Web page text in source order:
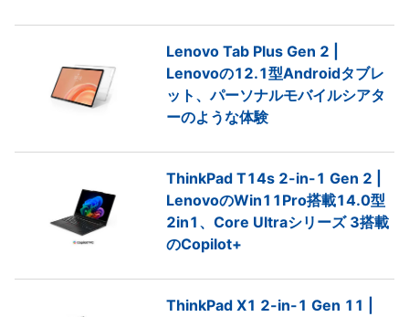
Lenovo Tab Plus Gen 2 |
Lenovoの12.1型Androidタブレ
ット、パーソナルモバイルシアタ
ーのような体験
ThinkPad T14s 2-in-1 Gen 2 |
LenovoのWin11Pro搭載14.0型
2in1、Core Ultraシリーズ 3搭載
のCopilot+
ThinkPad X1 2-in-1 Gen 11 |